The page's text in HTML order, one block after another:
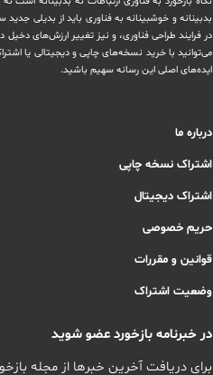
بدبینانه و خوشبینانه به فناوری باید از بدیلی
در ‏فرایند طراحی فناوری، و نیز تغییر ارزش‌های
می‌توانید با خرید نسخه‌های چاپی و دیجیتالی یا
ایده‌های اصلی این رسانه سهیم باشید.
درباره ما
اشتراک نسخه چاپی
اشتراک دیجیتال
حریم خصوصی
قوانین و مقررات
وضعیت اشتراک
در خبرنامه بازخورد عضو شوید
برای دریافت آخرین خبرها از مجله